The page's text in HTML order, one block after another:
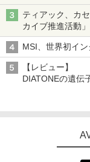
ティアック、カ
カイブ推進活動」
MSI、世界初イ
【レビュー】
DIATONEの遺伝